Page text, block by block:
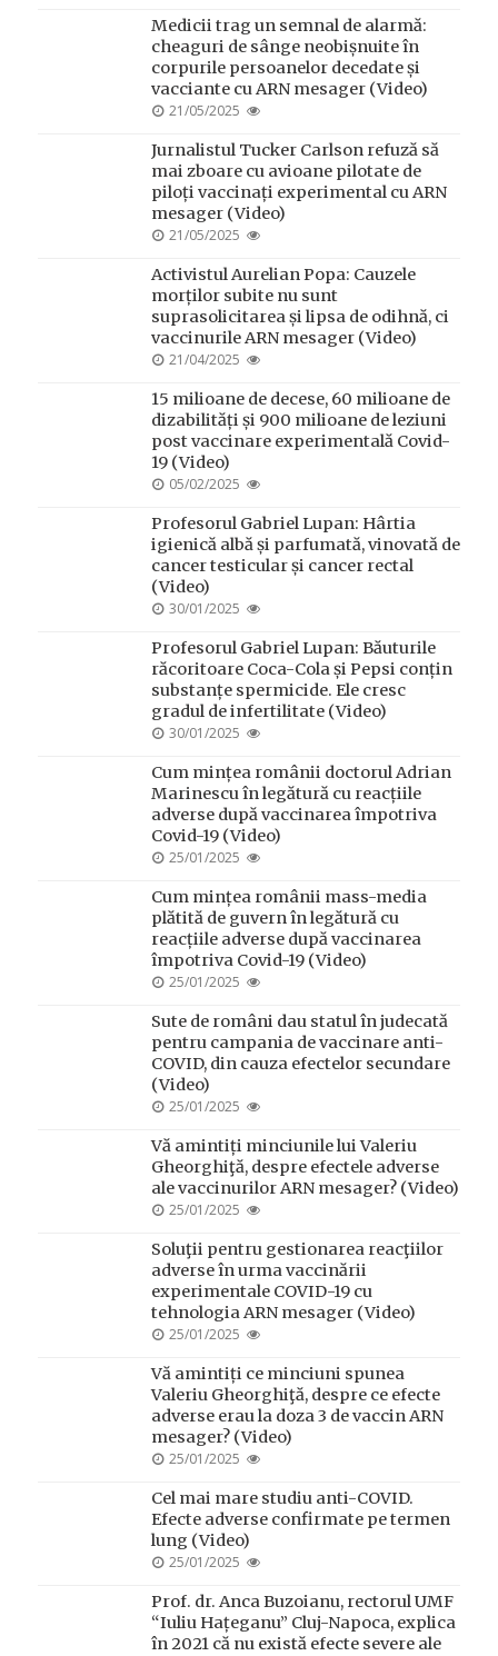
Medicii trag un semnal de alarmă:
cheaguri de sânge neobișnuite în
corpurile persoanelor decedate și
vacciante cu ARN mesager (Video)
POSTED
21/05/2025
Jurnalistul Tucker Carlson refuză să
mai zboare cu avioane pilotate de
piloți vaccinați experimental cu ARN
mesager (Video)
POSTED
21/05/2025
Activistul Aurelian Popa: Cauzele
morților subite nu sunt
suprasolicitarea și lipsa de odihnă, ci
vaccinurile ARN mesager (Video)
POSTED
21/04/2025
15 milioane de decese, 60 milioane de
dizabilități și 900 milioane de leziuni
post vaccinare experimentală Covid-
19 (Video)
POSTED
05/02/2025
Profesorul Gabriel Lupan: Hârtia
igienică albă și parfumată, vinovată de
cancer testicular și cancer rectal
(Video)
POSTED
30/01/2025
Profesorul Gabriel Lupan: Băuturile
răcoritoare Coca-Cola și Pepsi conțin
substanțe spermicide. Ele cresc
gradul de infertilitate (Video)
POSTED
30/01/2025
Cum mințea românii doctorul Adrian
Marinescu în legătură cu reacțiile
adverse după vaccinarea împotriva
Covid-19 (Video)
POSTED
25/01/2025
Cum mințea românii mass-media
plătită de guvern în legătură cu
reacțiile adverse după vaccinarea
împotriva Covid-19 (Video)
POSTED
25/01/2025
Sute de români dau statul în judecată
pentru campania de vaccinare anti-
COVID, din cauza efectelor secundare
(Video)
POSTED
25/01/2025
Vă amintiți minciunile lui Valeriu
Gheorghiţă, despre efectele adverse
ale vaccinurilor ARN mesager? (Video)
POSTED
25/01/2025
Soluţii pentru gestionarea reacţiilor
adverse în urma vaccinării
experimentale COVID-19 cu
tehnologia ARN mesager (Video)
POSTED
25/01/2025
Vă amintiți ce minciuni spunea
Valeriu Gheorghiţă, despre ce efecte
adverse erau la doza 3 de vaccin ARN
mesager? (Video)
POSTED
25/01/2025
Cel mai mare studiu anti-COVID.
Efecte adverse confirmate pe termen
lung (Video)
POSTED
25/01/2025
Prof. dr. Anca Buzoianu, rectorul UMF
“Iuliu Hațeganu” Cluj-Napoca, explica
în 2021 că nu există efecte severe ale